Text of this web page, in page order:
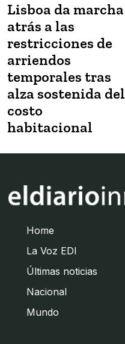
Lisboa da marcha
atrás a las
restricciones de
arriendos
temporales tras
alza sostenida del
costo
habitacional
Home
La Voz EDI
Últimas noticias
Nacional
Mundo